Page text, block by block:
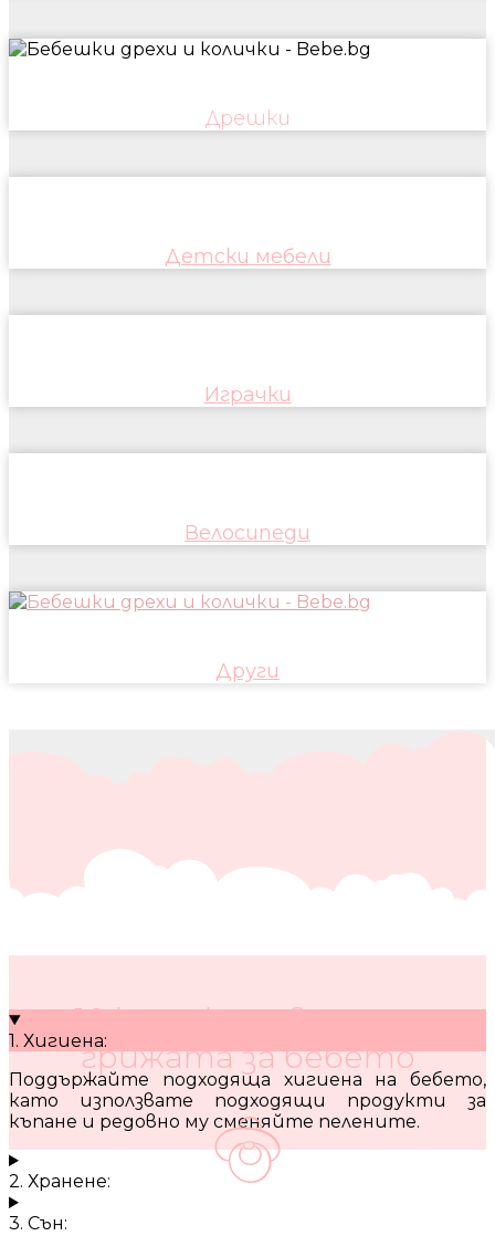
Дрешки
Детски мебели
Играчки
Велосипеди
Други
10 кратки съвета за
грижата за бебето
1. Хигиена:
Поддържайте подходяща хигиена на бебето,
като използвате подходящи продукти за
къпане и редовно му сменяйте пелените.
2. Хранене:
3. Сън: